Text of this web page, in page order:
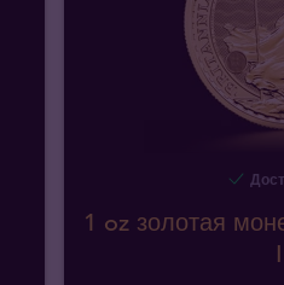
1 oz золотая